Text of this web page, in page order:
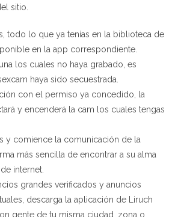
sitio.
todo lo que ya tenías en la biblioteca de
en la app correspondiente.
los cuales no haya grabado, es
haya sido secuestrada.
con el permiso ya concedido, la
y encenderá la cam los cuales tengas
y comience la comunicación de la
más sencilla de encontrar a su alma
internet.
grandes verificados y anuncios
descarga la aplicación de Liruch
gente de tu misma ciudad, zona o